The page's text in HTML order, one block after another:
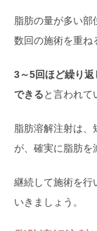
脂肪の量が多い部
数回の施術を重ね
3～5回ほど繰り
できると言われて
脂肪溶解注射は、
が、確実に脂肪を
継続して施術を行
いきましょう。